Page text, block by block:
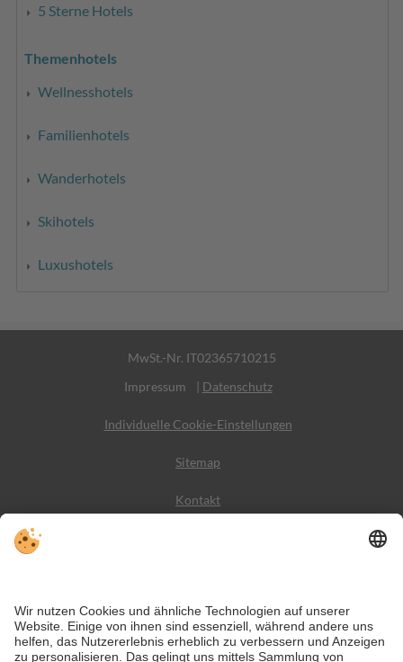
5 Sterne Hotels
Themenhotels
Wellnesshotels
Familienhotels
Wanderhotels
Skihotels
Luxushotels
MwSt.-Nr. IT02365710215
Impressum
| Datenschutz
Individuelle Cookie-Einstellungen
Sitemap
Kontakt